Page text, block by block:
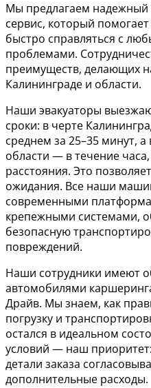
Мы предлагаем
сервис, который
быстро справляться с
проблемами.
преимуществ, делающих
Калининграде и области.
Наши эвакуаторы
сроки: в черте
среднем за 25–35 минут,
области — в течение
расстояния. Это
ожидания. Все наши
современными
крепежными системами,
безопасную
повреждений.
Наши сотрудники имеют
автомобилями
Драйв. Мы знаем, как
погрузку и
остался в идеальном
условий — наш
детали заказа
дополнительные расходы.